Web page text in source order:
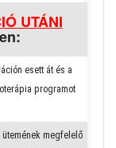
UTÁNI
esett át és a
programot
megfelelő